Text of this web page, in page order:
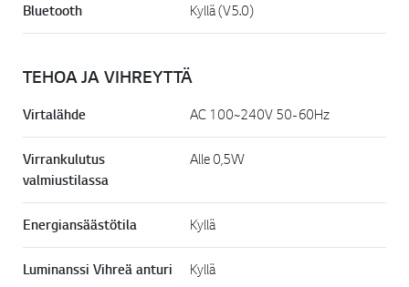
Bluetooth Kyllä (V5.0)
TEHOA JA VIHREYTTÄ
Virtalähde AC 100~240V 50-60Hz
Virrankulutus
valmiustilassa
Alle 0,5W
Energiansäästötila Kyllä
Luminanssi Vihreä anturi Kyllä